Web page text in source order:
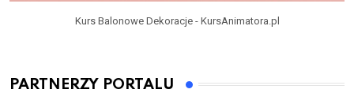
Kurs Balonowe Dekoracje - KursAnimatora.pl
PARTNERZY PORTALU